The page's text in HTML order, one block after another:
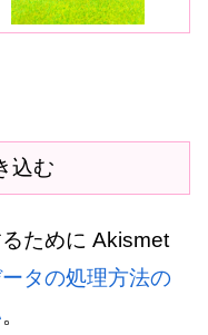
込む
ために Akismet
タの処理方法の
。